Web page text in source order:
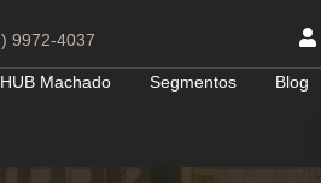
9972-4037
HUB Machado Segmentos Blog